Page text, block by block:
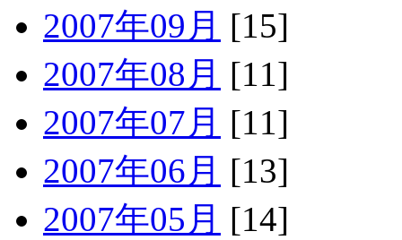
2007年09月 [15]
2007年08月 [11]
2007年07月 [11]
2007年06月 [13]
2007年05月 [14]